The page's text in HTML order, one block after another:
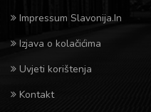
Impressum Slavonija.In
Izjava o kolačićima
Uvjeti korištenja
Kontakt